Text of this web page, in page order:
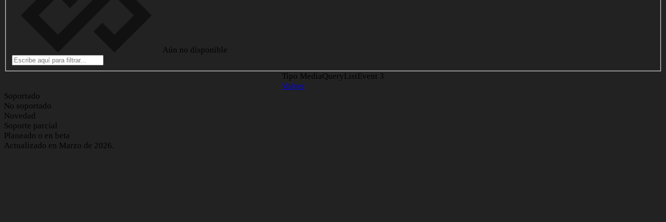
Aún no disponible
Tipo MediaQueryListEvent 3
Volver
Soportado
No soportado
Novedad
Soporte parcial
Planeado o en beta
Actualizado en Marzo de 2026.